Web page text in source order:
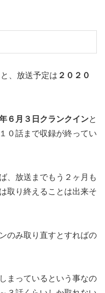
、放送予定は ２０２０
６月３日クランクインと
０話まで収録が終ってい
、放送までもう２ヶ月も
取り終えることは出来そ
のみ取り直すとすればの
まっているという事なの